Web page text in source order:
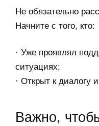
Не обязательно
Начните с того, кто:
· Уже проявлял
ситуациях;
· Открыт к диалогу
Важно,